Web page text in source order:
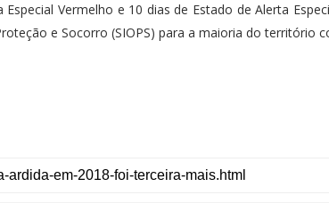
Vermelho e 10 dias de Estado de Alerta
e Socorro (SIOPS) para a maioria do território